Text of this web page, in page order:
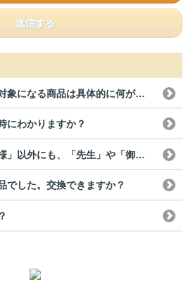
送信する
コンセントで軽減税率対象になる商品は具体的に何がありますか？
にわかりますか？
お届け先様の敬称を「様」以外にも、「先生」や「御中」な...
でした。交換できますか？